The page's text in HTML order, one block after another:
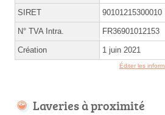
SIRET 90101215300010
N° TVA Intra. FR36901012153
Création 1 juin 2021
Éditer les
Laveries à proximité